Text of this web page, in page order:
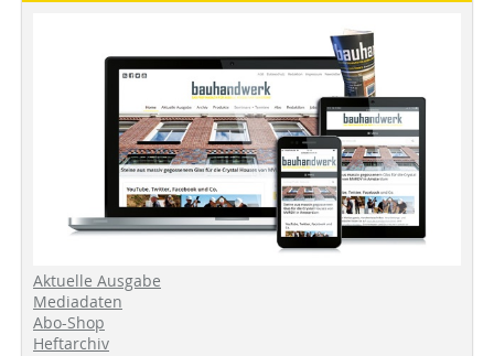
Aktuelle Ausgabe
Mediadaten
Abo-Shop
Heftarchiv